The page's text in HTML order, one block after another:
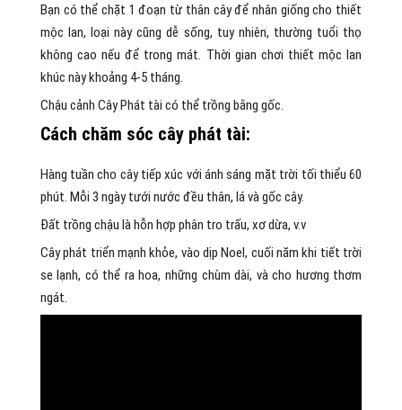
Bạn có thể chặt 1 đoạn từ thân cây để nhân giống cho thiết
mộc lan, loại này cũng dễ sống, tuy nhiên, thường tuổi thọ
không cao nếu để trong mát. Thời gian chơi thiết mộc lan
khúc này khoảng 4-5 tháng.
Chậu cảnh Cây Phát tài có thể trồng bằng gốc.
Cách chăm sóc cây phát tài:
Hàng tuần cho cây tiếp xúc với ánh sáng mặt trời tối thiểu 60
phút. Mỗi 3 ngày tưới nước đều thân, lá và gốc cây.
Đất trồng chậu là hỗn hợp phân tro trấu, xơ dừa, v.v
Cây phát triển mạnh khỏe, vào dịp Noel, cuối năm khi tiết trời
se lạnh, có thể ra hoa, những chùm dài, và cho hương thơm
ngát.